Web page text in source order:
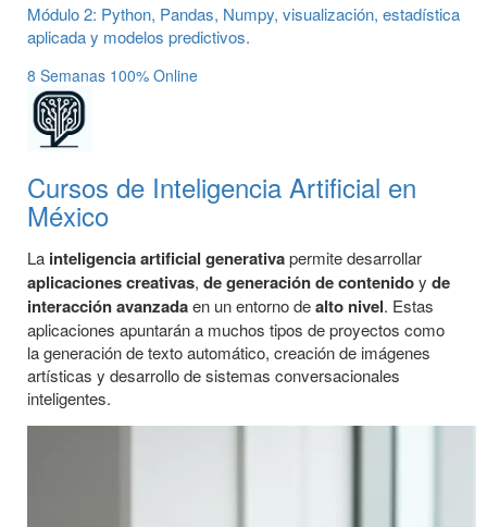
Módulo 2: Python, Pandas, Numpy, visualización, estadística
aplicada y modelos predictivos.
8 Semanas 100% Online
Cursos de Inteligencia Artificial en
México
La inteligencia artificial generativapermite desarrollar
aplicacionescreativas, de generación de contenidoy de
interacción avanzadaen un entorno dealto nivel. Estas
aplicaciones apuntarán a muchos tipos de proyectos como
la generación de texto automático, creación de imágenes
artísticas y desarrollo de sistemas conversacionales
inteligentes.